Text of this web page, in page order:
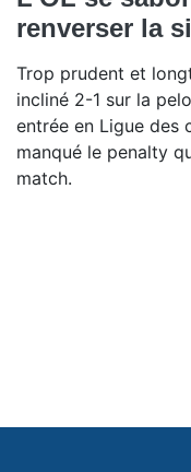
renverser la
Trop prudent et
incliné 2-1 sur la
entrée en Ligue des
manqué le penalty
match.